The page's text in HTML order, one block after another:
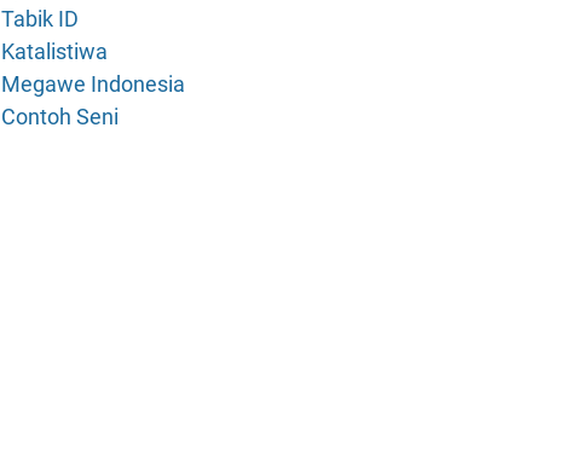
Tabik ID
Katalistiwa
Megawe Indonesia
Contoh Seni